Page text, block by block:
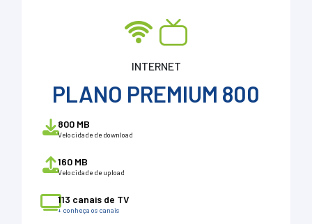
INTERNET
PLANO PREMIUM 800
800 MB
Velocidade de download
160 MB
Velocidade de upload
113 canais de TV
+ conheça os canais